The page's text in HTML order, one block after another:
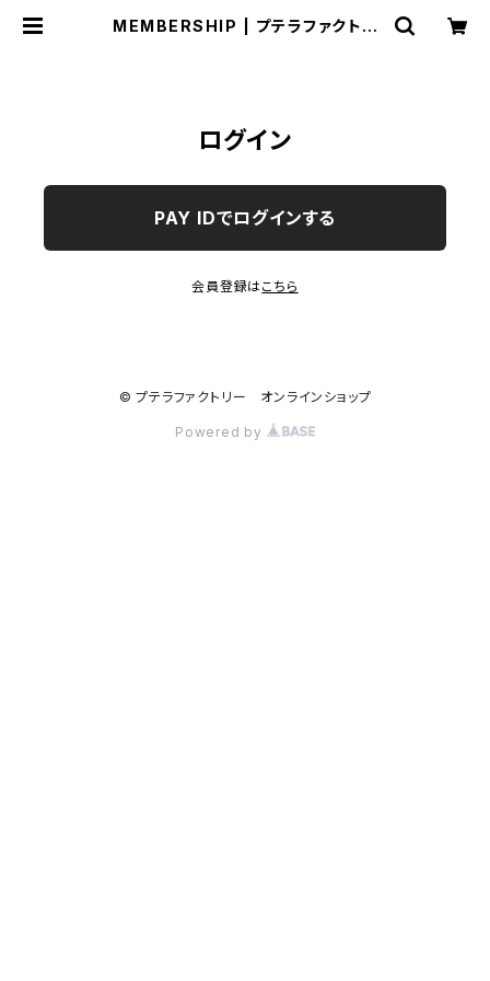
MEMBERSHIP | プテラファクトリ
ログイン
PAY IDでログインする
会員登録はこちら
© プテラファクトリー オンラインショップ
Powered by